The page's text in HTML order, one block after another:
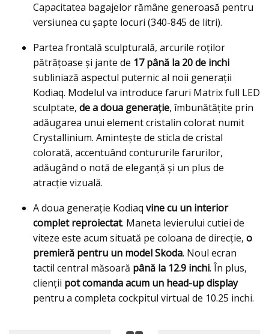
Capacitatea bagajelor rămâne generoasă pentru
versiunea cu şapte locuri (340-845 de litri).
Partea frontală sculpturală, arcurile roţilor
pătrăţoase și jante de 17 până la 20 de inchi
subliniază aspectul puternic al noii generații
Kodiaq. Modelul va introduce faruri Matrix full LED
sculptate, de a doua generaţie, îmbunătățite prin
adăugarea unui element cristalin colorat numit
Crystallinium. Amintește de sticla de cristal
colorată, accentuând contururile farurilor,
adăugând o notă de eleganță și un plus de
atracție vizuală.
A doua generație Kodiaq vine cu un interior
complet reproiectat. Maneta levierului cutiei de
viteze este acum situată pe coloana de direcție, o
premieră pentru un model Skoda. Noul ecran
tactil central măsoară până la 12.9 inchi. În plus,
clienții pot comanda acum un head-up display
pentru a completa cockpitul virtual de 10.25 inchi.